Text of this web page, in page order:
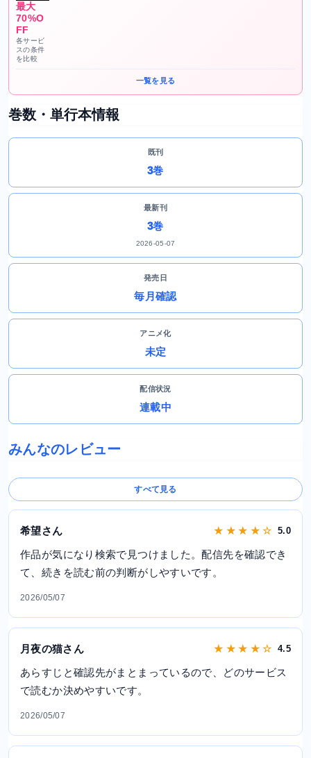
最大
70%O
FF
各サービ
スの条件
を比較
一覧を見る
巻数・単行本情報
既刊
3巻
最新刊
3巻
2026-05-07
発売日
毎月確認
アニメ化
未定
配信状況
連載中
みんなのレビュー
すべて見る
希望さん ★ ★ ★ ★ ☆ 5.0
作品が気になり検索で見つけました。配信先を確認でき
て、続きを読む前の判断がしやすいです。
2026/05/07
月夜の猫さん ★ ★ ★ ★ ☆ 4.5
あらすじと確認先がまとまっているので、どのサービス
で読むか決めやすいです。
2026/05/07